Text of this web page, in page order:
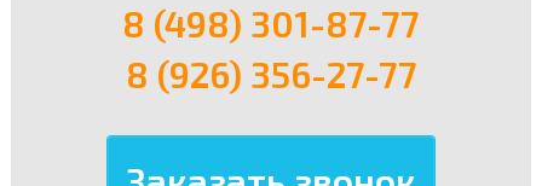
8 (498) 301-87-77
8 (926) 356-27-77